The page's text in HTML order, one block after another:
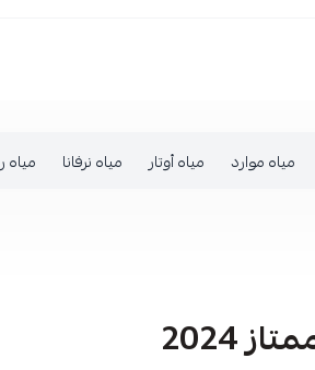
مياه موارد مياه أوتار مياه نرفانا مياه